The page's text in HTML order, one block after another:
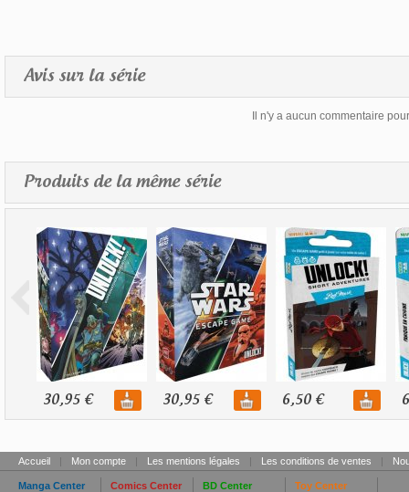
Avis sur la série
Il n'y a aucun commentaire
Produits de la même série
30,95 € 30,95 € 6,50 €
Accueil | Mon compte | Les mentions légales | Les conditions de ventes |
Manga Center
Comics Center
BD Center
Toy Center